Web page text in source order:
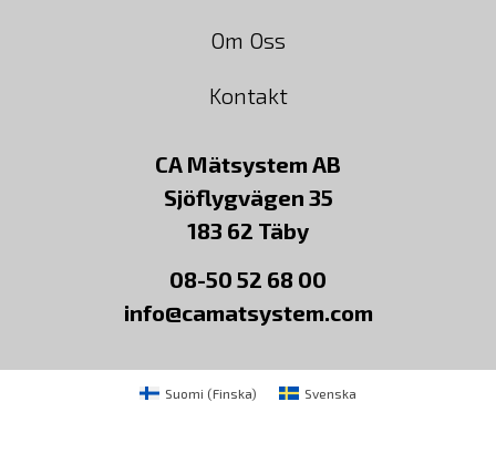
Om Oss
Kontakt
CA Mätsystem AB
Sjöflygvägen 35
183 62 Täby
08-50 52 68 00
info@camatsystem.com
Suomi (Finska) Svenska